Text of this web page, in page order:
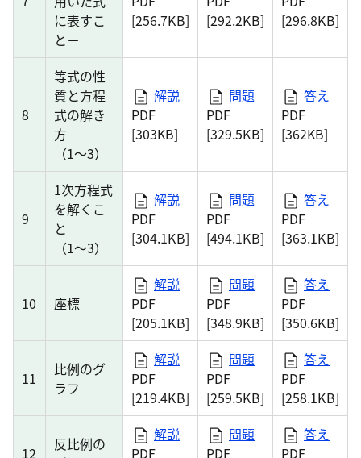
に表すこ
と－
[256.7KB]
[292.2KB]
[296.8KB]
8
等式の性
質と方程
式の解き
方
（1～3）
解説
PDF
[303KB]
問題
PDF
[329.5KB]
答え
PDF
[362KB]
9
1次方程式
を解くこ
と
（1～3）
解説
PDF
[304.1KB]
問題
PDF
[494.1KB]
答え
PDF
[363.1KB]
10 座標
解説
PDF
[205.1KB]
問題
PDF
[348.9KB]
答え
PDF
[350.6KB]
11
比例のグ
ラフ
解説
PDF
[219.4KB]
問題
PDF
[259.5KB]
答え
PDF
[258.1KB]
12
反比例の
解説
PDF
問題
PDF
答え
PDF